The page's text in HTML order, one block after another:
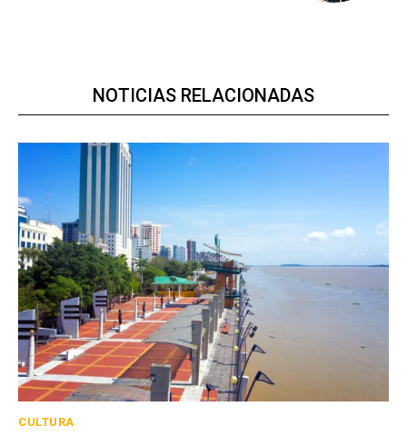
NOTICIAS RELACIONADAS
CULTURA